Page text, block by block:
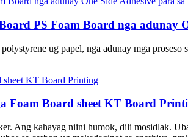
PS Foam Board nga adunay
ug papel, nga adunay mga
Foam Board sheet KT Board
Ang kahayag niini humok, dili mosidlak.